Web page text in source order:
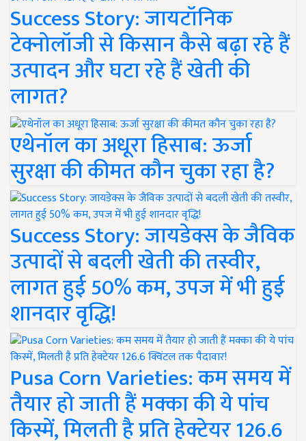
Success Story: जायटॉनिक
टेक्नोलॉजी से किसान कैसे बढ़ा रहे हैं
उत्पादन और घटा रहे हैं खेती की
लागत?
एथेनॉल का अधूरा हिसाब: ऊर्जा
सुरक्षा की कीमत कौन चुका रहा है?
Success Story: जायडेक्स के जैविक
उत्पादों से बदली खेती की तस्वीर,
लागत हुई 50% कम, उपज में भी हुई
शानदार वृद्धि!
Pusa Corn Varieties: कम समय में
तैयार हो जाती हैं मक्का की ये पांच
किस्में, मिलती है प्रति हेक्टेयर 126.6